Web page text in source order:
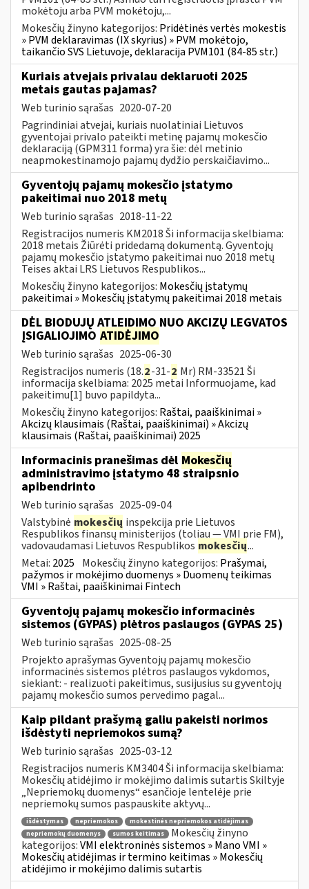
mokėtoju arba PVM mokėtoju,...
Mokesčių žinyno kategorijos: Pridėtinės vertės mokestis
» PVM deklaravimas (IX skyrius) » PVM mokėtojo,
taikančio SVS Lietuvoje, deklaracija PVM101 (84-85 str.)
Kuriais atvejais privalau deklaruoti 2025
metais gautas pajamas?
Web turinio sąrašas 2020-07-20
Pagrindiniai atvejai, kuriais nuolatiniai Lietuvos
gyventojai privalo pateikti metinę pajamų mokesčio
deklaraciją (GPM311 forma) yra šie: dėl metinio
neapmokestinamojo pajamų dydžio perskaičiavimo...
Gyventojų pajamų mokesčio įstatymo
pakeitimai nuo 2018 metų
Web turinio sąrašas 2018-11-22
Registracijos numeris KM2018 Ši informacija skelbiama:
2018 metais Žiūrėti pridedamą dokumentą. Gyventojų
pajamų mokesčio įstatymo pakeitimai nuo 2018 metų
Teises aktai LRS Lietuvos Respublikos...
Mokesčių žinyno kategorijos: Mokesčių įstatymų
pakeitimai » Mokesčių įstatymų pakeitimai 2018 metais
DĖL BIODUJŲ ATLEIDIMO NUO AKCIZŲ LEGVATOS
ĮSIGALIOJIMO ATIDĖJIMO
Web turinio sąrašas 2025-06-30
Registracijos numeris (18.2-31-2 Mr) RM-33521 Ši
informacija skelbiama: 2025 metai Informuojame, kad
pakeitimu[1] buvo papildyta...
Mokesčių žinyno kategorijos: Raštai, paaiškinimai »
Akcizų klausimais (Raštai, paaiškinimai) » Akcizų
klausimais (Raštai, paaiškinimai) 2025
Informacinis pranešimas dėl Mokesčių
administravimo įstatymo 48 straipsnio
apibendrinto
Web turinio sąrašas 2025-09-04
Valstybinė mokesčių inspekcija prie Lietuvos
Respublikos finansų ministerijos (toliau — VMI prie FM),
vadovaudamasi Lietuvos Respublikos mokesčių...
Metai: 2025 Mokesčių žinyno kategorijos: Prašymai,
pažymos ir mokėjimo duomenys » Duomenų teikimas
VMI » Raštai, paaiškinimai Fintech
Gyventojų pajamų mokesčio informacinės
sistemos (GYPAS) plėtros paslaugos (GYPAS 25)
Web turinio sąrašas 2025-08-25
Projekto aprašymas Gyventojų pajamų mokesčio
informacinės sistemos plėtros paslaugos vykdomos,
siekiant: - realizuoti pakeitimus, susijusius su gyventojų
pajamų mokesčio sumos pervedimo pagal...
Kaip pildant prašymą galiu pakeisti norimos
išdėstyti nepriemokos sumą?
Web turinio sąrašas 2025-03-12
Registracijos numeris KM3404 Ši informacija skelbiama:
Mokesčių atidėjimo ir mokėjimo dalimis sutartis Skiltyje
„Nepriemokų duomenys“ esančioje lentelėje prie
nepriemokų sumos paspauskite aktyvų...
išdėstymas nepriemokos
mokestinės nepriemokos atidėjimas
nepriemokų duomenys
sumos keitimas
Mokesčių žinyno
kategorijos:VMI elektroninės sistemos » Mano VMI »
Mokesčių atidėjimas ir termino keitimas » Mokesčių
atidėjimo ir mokėjimo dalimis sutartis